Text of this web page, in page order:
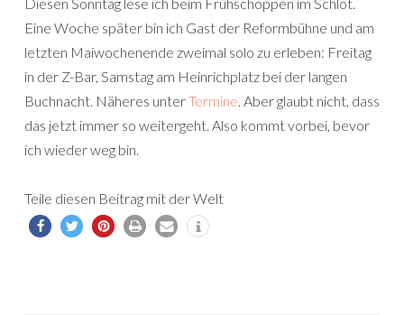
Eine Woche später bin ich Gast der Reformbühne und am
letzten Maiwochenende zweimal solo zu erleben: Freitag
in der Z-Bar, Samstag am Heinrichplatz bei der langen
Buchnacht. Näheres unterTermine. Aber glaubt nicht, dass
das jetzt immer so weitergeht. Also kommt vorbei, bevor
ich wieder weg bin.
Teile diesen Beitrag mit der Welt